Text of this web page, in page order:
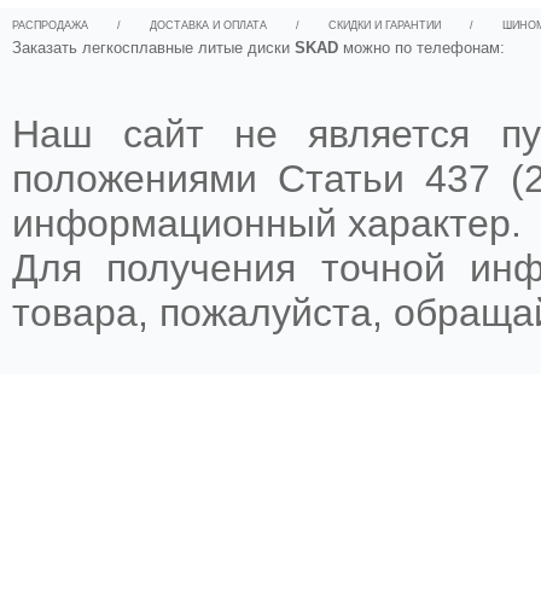
РАСПРОДАЖА / ДОСТАВКА И ОПЛАТА / СКИДКИ И ГАРАНТИИ /
Заказать легкосплавные литые диски SKAD можно по телефонам:
Наш сайт не является
положениями Статьи 437
информационный характер.
Для получения точной
товара, пожалуйста,